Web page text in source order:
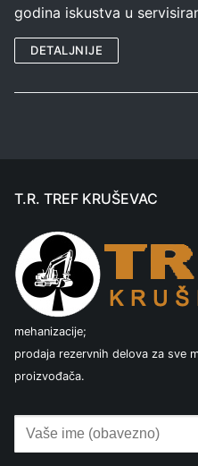
godina iskustva u
DETALJNIJE
T.R. TREF KRUŠEVAC
mehanizacije;
prodaja rezervnih delova za sve
proizvođača.